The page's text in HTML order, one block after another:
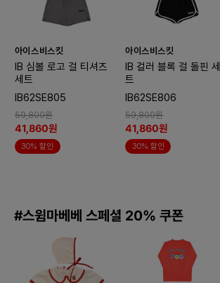
아이스비스킷
IB 심볼 로고 걸 티셔츠
세트
IB62SE805
59,800원
41,860원
30% 할인
아이스비스킷
IB 컬러 블록 걸 돌핀 세
트
IB62SE806
59,800원
41,860원
30% 할인
#스윔마베베 스페셜 20% 쿠폰